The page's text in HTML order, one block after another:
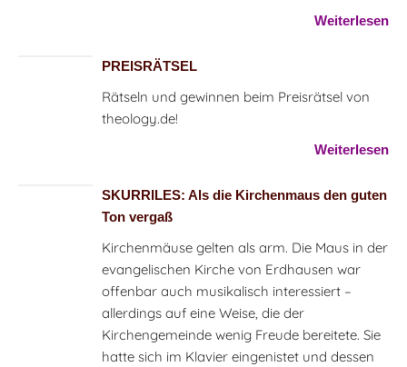
Weiterlesen
PREISRÄTSEL
Rätseln und gewinnen beim Preisrätsel von
theology.de!
Weiterlesen
SKURRILES: Als die Kirchenmaus den guten
Ton vergaß
Kirchenmäuse gelten als arm. Die Maus in der
evangelischen Kirche von Erdhausen war
offenbar auch musikalisch interessiert –
allerdings auf eine Weise, die der
Kirchengemeinde wenig Freude bereitete. Sie
hatte sich im Klavier eingenistet und dessen